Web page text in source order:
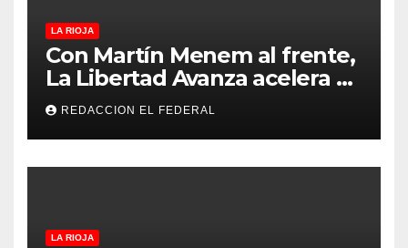
LA RIOJA
Con Martín Menem al frente,
La Libertad Avanza acelera su
despliegue en La Rioja y
desembarcó en Aimogasta
REDACCION EL FEDERAL
LA RIOJA